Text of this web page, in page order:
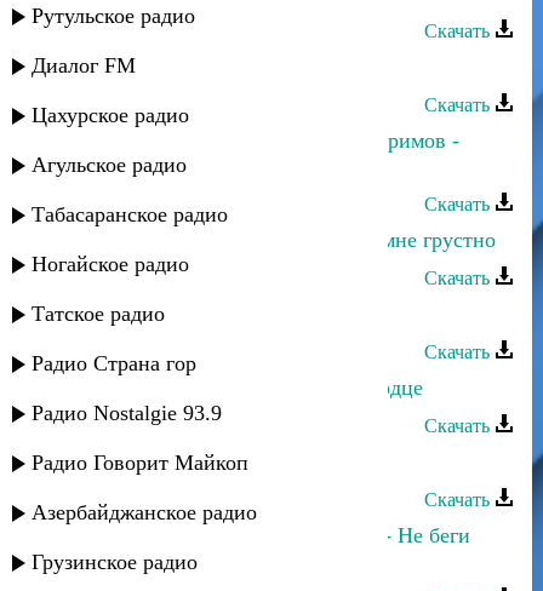
Рутульское радио
Диалог FM
Цахурское радио
Агульское радио
Табасаранское радио
Ногайское радио
Татское радио
Радио Страна гор
Радио Nostalgie 93.9
Радио Говорит Майкоп
Азербайджанское радио
Грузинское радио
Скачать
Ринат Каримов - Милая моя
Скачать
Альбина Салимгереева и Ринат Каримов -
Безаман йийсарехь
Скачать
Ринат Каримов - Все веселятся, а мне грустно
Скачать
Ринат Каримов - Спасибо, мама
Скачать
Ринат Каримов - Не плачь, мое сердце
Скачать
Ринат Каримов - Моя родина
Скачать
Марина Алиева и Ринат Каримов - Не беги
туда